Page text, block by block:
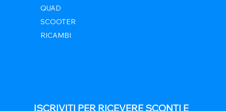
QUAD
SCOOTER
RICAMBI